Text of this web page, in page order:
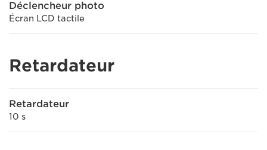
Déclencheur photo
Écran LCD tactile
Retardateur
Retardateur
10 s